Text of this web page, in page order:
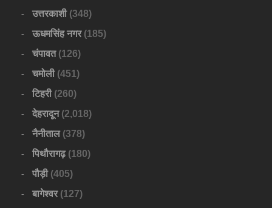
उत्तरकाशी(348)
ऊधमसिंह नगर(185)
चंपावत(126)
चमोली(451)
टिहरी(260)
देहरादून(2,018)
नैनीताल(378)
पिथौरागढ़(180)
पौड़ी(405)
बागेश्वर(127)